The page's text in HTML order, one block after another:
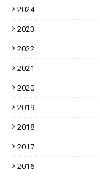
2024
2023
2022
2021
2020
2019
2018
2017
2016